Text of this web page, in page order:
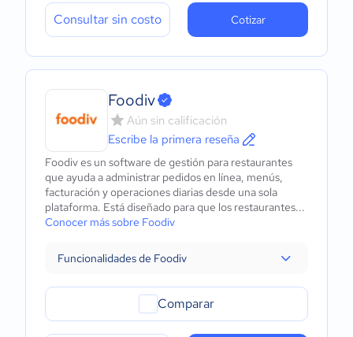
Consultar sin costo Cotizar
Foodiv
Aún sin calificación
Escribe la primera reseña
Foodiv es un software de gestión para restaurantes
que ayuda a administrar pedidos en línea, menús,
facturación y operaciones diarias desde una sola
plataforma. Está diseñado para que los restaurantes...
Conocer más sobre Foodiv
Funcionalidades de Foodiv
Comparar